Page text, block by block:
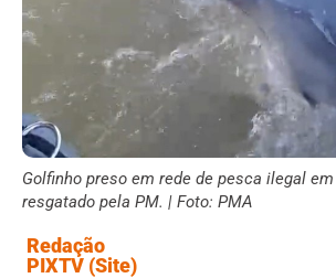
Golfinho preso em rede de pesca ilegal
resgatado pela PM. | Foto: PMA
Redação
PIXTV (Site)